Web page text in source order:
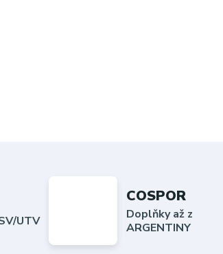
UTV
COSPOR
Doplňky až z
ARGENTINY